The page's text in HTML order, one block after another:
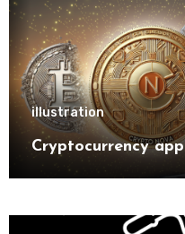
illustration
Cryptocurrency app